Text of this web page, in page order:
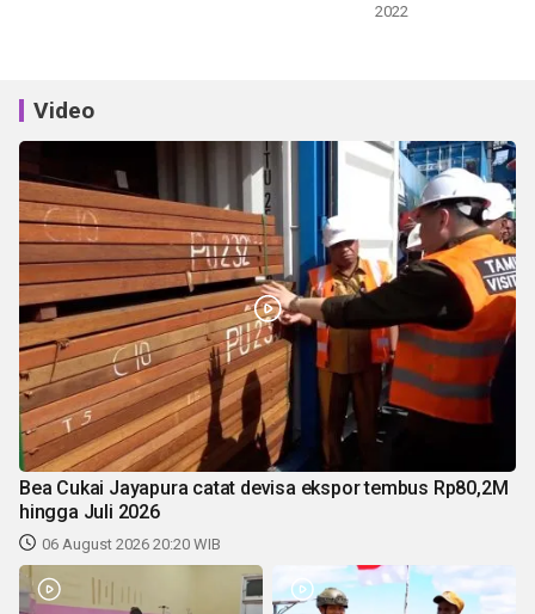
2022
Video
Bea Cukai Jayapura catat devisa ekspor tembus Rp80,2M
hingga Juli 2026
06 August 2026 20:20 WIB